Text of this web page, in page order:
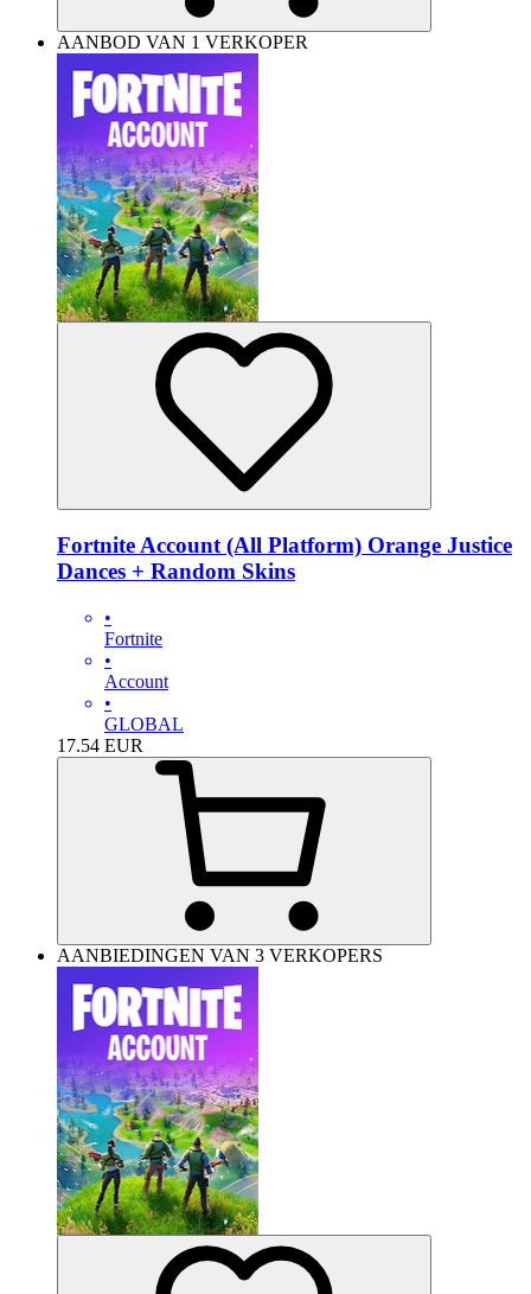
AANBOD VAN 1 VERKOPER
Fortnite Account (All Platform) Orange Justice
Dances + Random Skins
•
Fortnite
•
Account
•
GLOBAL
17.54 EUR
AANBIEDINGEN VAN 3 VERKOPERS